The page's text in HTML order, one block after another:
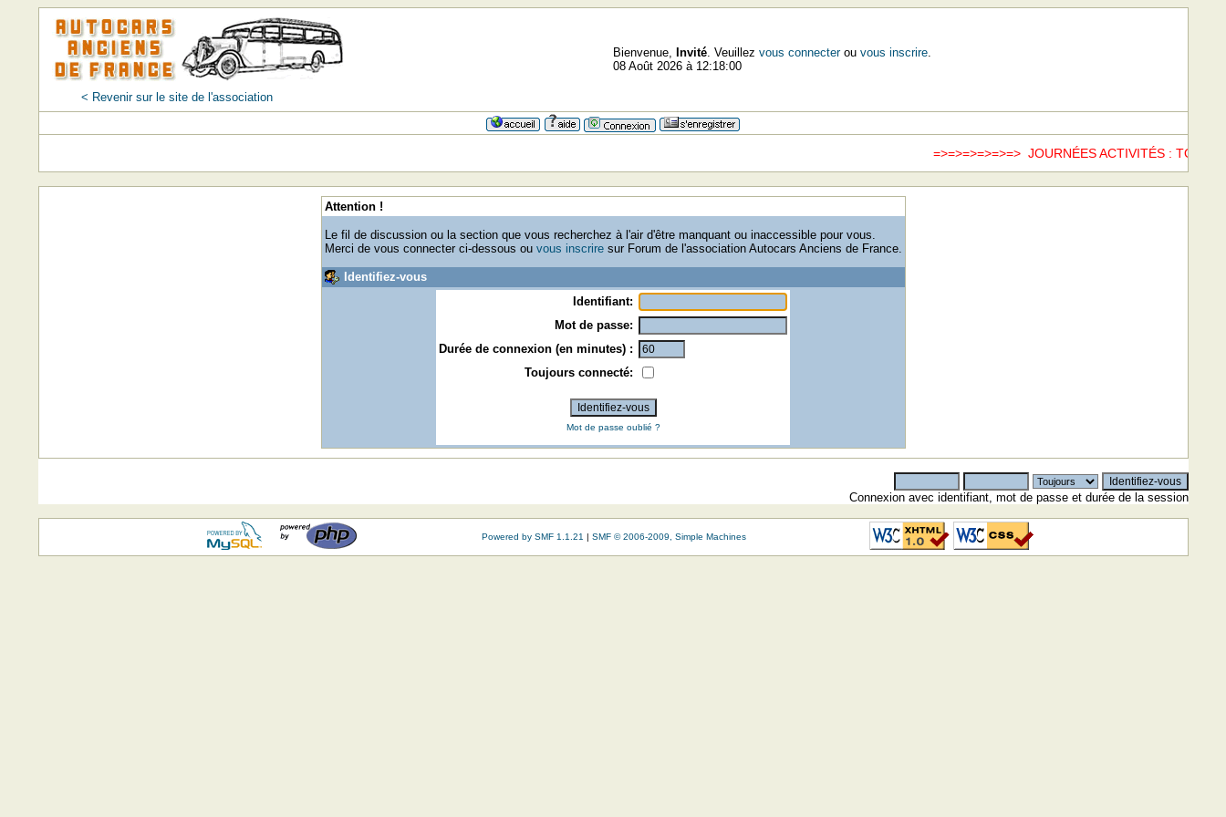
< Revenir sur le site de l'association
Bienvenue, Invité. Veuillez vous connecterou vous inscrire.
08 Août 2026 à 12:18:00
=>=>=>=>=>=> JOURNÉES ACTIVITÉS : TOUS
Attention !
Le fil de discussion ou la section que vous recherchez à l'air d'être manquant ou inaccessible pour vous.
Merci de vous connecter ci-dessous ou vous inscriresur Forum de l'association Autocars Anciens de France.
Identifiez-vous
Identifiant:
Mot de passe:
Durée de connexion (en minutes) :
Toujours connecté:
Mot de passe oublié ?
Connexion avec identifiant, mot de passe et durée de la session
Powered by SMF 1.1.21 | SMF © 2006-2009, Simple Machines